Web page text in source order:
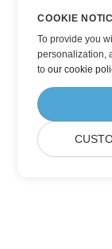
COOKIE
To provide you
personalization,
toour cookie